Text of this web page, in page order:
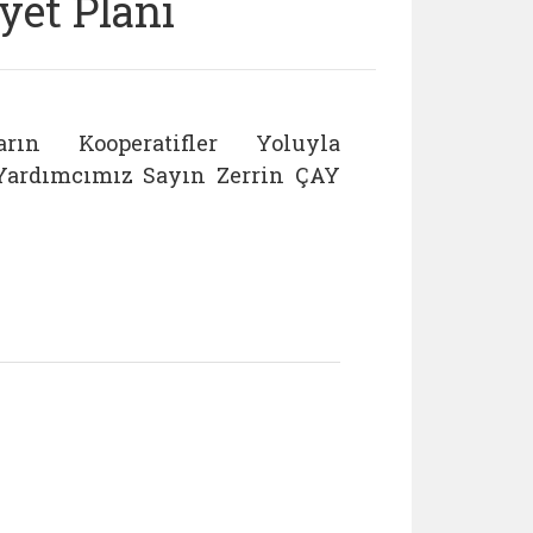
Kooperatifler Yoluyla
Sayın Zerrin ÇAY